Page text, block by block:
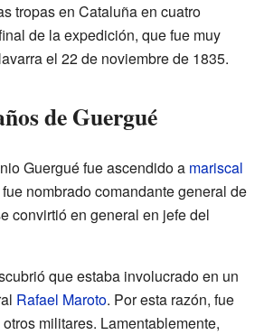
tropas en Cataluña en cuatro
de la expedición, que fue muy
el 22 de noviembre de 1835.
de Guergué
Guergué fue ascendido a mariscal
fue nombrado comandante general de
convirtió en general en jefe del
que estaba involucrado en un
Rafael Maroto. Por esta razón, fue
militares. Lamentablemente,